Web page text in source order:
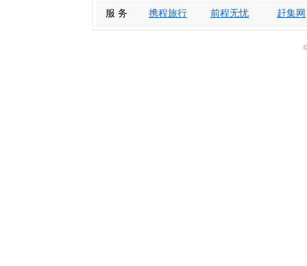
服 务 携程旅行 前程无忧 赶集网